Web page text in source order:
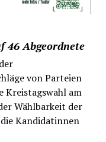
46 Abgeordnete
von Parteien
Kreistagswahl am
Wählbarkeit der
Kandidatinnen